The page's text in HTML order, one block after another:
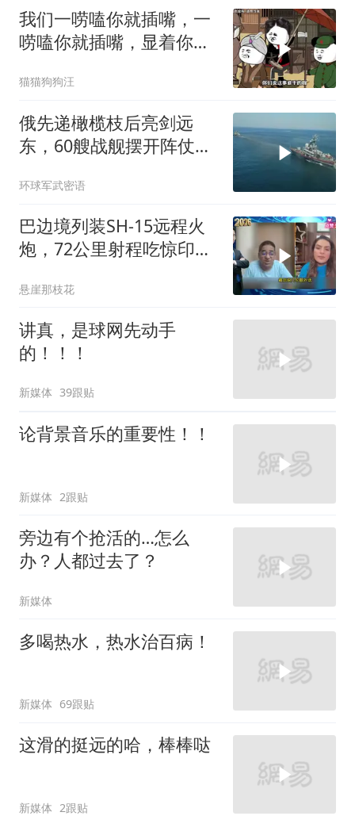
我们一唠嗑你就插嘴，一
唠嗑你就插嘴，显着你
猫猫狗狗汪
俄先递橄榄枝后亮剑远
东，60艘战舰摆开阵仗，
环球军武密语
巴边境列装SH-15远程火
炮，72公里射程吃惊印度
悬崖那枝花
讲真，是球网先动手
的！！！
新媒体 39跟贴
论背景音乐的重要性！！
新媒体 2跟贴
旁边有个抢活的…怎么
办？人都过去了？
新媒体
多喝热水，热水治百病！
新媒体 69跟贴
这滑的挺远的哈，棒棒哒
新媒体 2跟贴